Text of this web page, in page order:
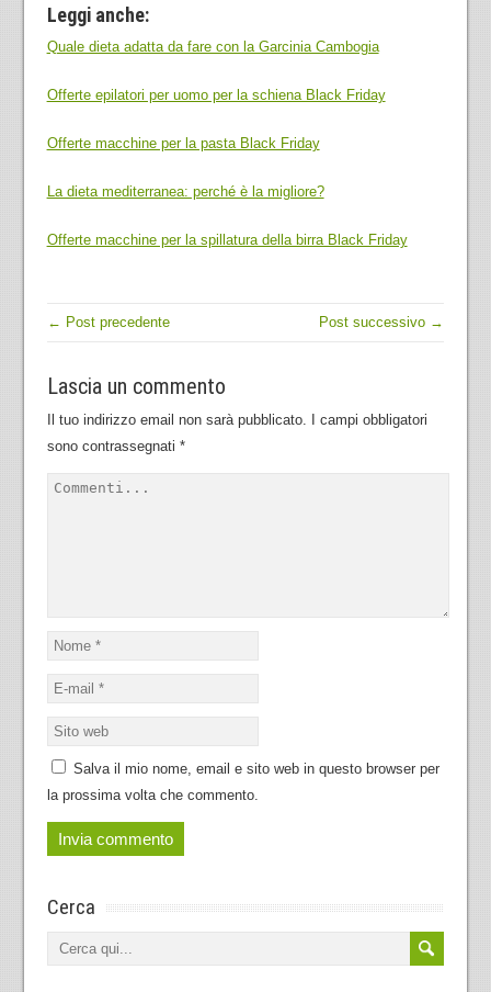
Leggi anche:
Quale dieta adatta da fare con la Garcinia Cambogia
Offerte epilatori per uomo per la schiena Black Friday
Offerte macchine per la pasta Black Friday
La dieta mediterranea: perché è la migliore?
Offerte macchine per la spillatura della birra Black Friday
← Post precedente Post successivo →
Lascia un commento
Il tuo indirizzo email non sarà pubblicato.
I campi obbligatori
sono contrassegnati *
Salva il mio nome, email e sito web in questo browser per
la prossima volta che commento.
Cerca